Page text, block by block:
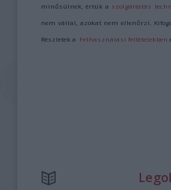
minősülnek, értük a szolgáltatás
nem vállal, azokat nem ellenőrzi.
Részletek a Felhasználási feltételekben